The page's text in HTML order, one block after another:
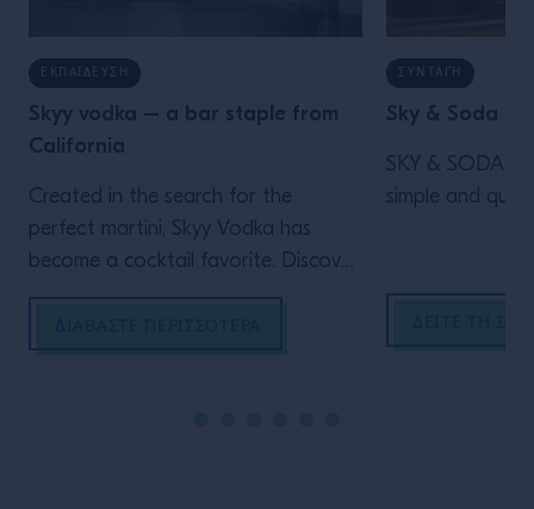
ΕΚΠΑΊΔΕΥΣΗ
Skyy vodka – a bar staple from
California
Created in the search for the
perfect martini, Skyy Vodka has
become a cocktail favorite. Discover
the history and tasting notes.
ΣΥΝΤΑΓΉ
Sky & Soda
SKY & SODA
simple and